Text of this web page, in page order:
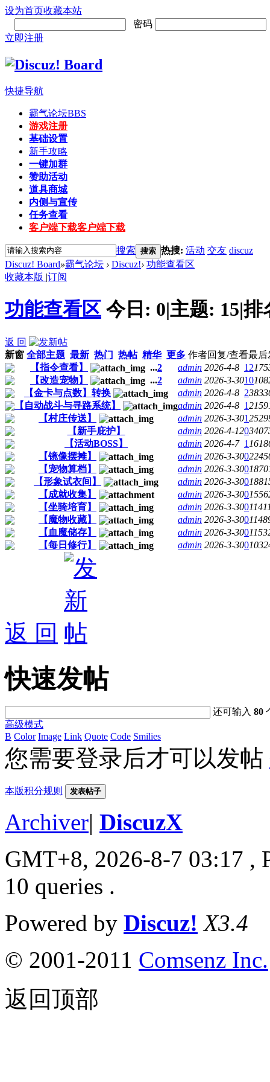
设为首页收藏本站
密码
立即注册
快捷导航
霸气论坛BBS
游戏注册
基础设置
新手攻略
一键加群
赞助活动
道具商城
内侧与宣传
任务查看
客户端下载客户端下载
搜索 搜索 热搜: 活动 交友 discuz
Discuz! Board»霸气论坛 › Discuz!› 功能查看区
收藏本版 |订阅
功能查看区 今日: 0|主题: 15|排
返 回
新窗 全部主题 最新 热门 热帖 精华 更多 作者回复/查看最后
【指令查看】
...2 admin 2026-4-8 12
【改造宠物】
...2 admin 2026-3-3010
【金卡与点数】转换
admin 2026-4-8 2
【自动战斗与寻路系统】
admin 2026-4-8 1
【村庄传送】
admin 2026-3-301
【新手庇护】
admin 2026-4-120
【活动BOSS】
admin 2026-4-7 1
【镜像摆摊】
admin 2026-3-300
【宠物算档】
admin 2026-3-300
【形象试衣间】
admin 2026-3-300
【成就收集】
admin 2026-3-300
【坐骑培育】
admin 2026-3-300
【魔物收藏】
admin 2026-3-300
【血魔储存】
admin 2026-3-300
【每日修行】
admin 2026-3-300
返 回
快速发帖
还可输入80
高级模式
B Color Image Link Quote Code Smilies
您需要登录后才可以发帖
本版积分规则 发表帖子
Archiver| DiscuzX
GMT+8, 2026-8-7 03:17 ,
10 queries .
Powered by Discuz! X3.4
© 2001-2011 Comsenz Inc.
返回顶部